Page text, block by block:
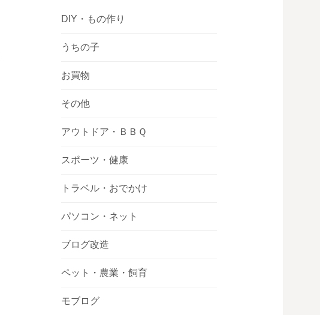
DIY・もの作り
うちの子
お買物
その他
アウトドア・ＢＢＱ
スポーツ・健康
トラベル・おでかけ
パソコン・ネット
ブログ改造
ペット・農業・飼育
モブログ